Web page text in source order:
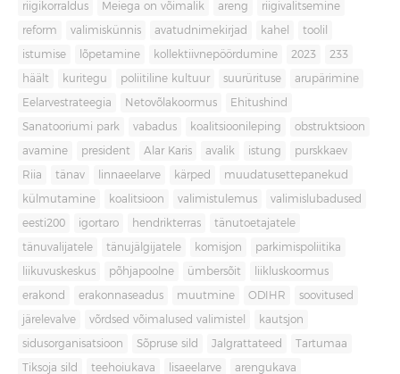
riigikorraldus Meiega on võimalik areng riigivalitsemine
reform valimiskünnis avatudnimekirjad kahel toolil
istumise lõpetamine kollektiivnepöördumine 2023 233
häält kuritegu poliitiline kultuur suurürituse arupärimine
Eelarvestrateegia Netovõlakoormus Ehitushind
Sanatooriumi park vabadus koalitsioonileping obstruktsioon
avamine president Alar Karis avalik istung purskkaev
Riia tänav linnaeelarve kärped muudatusettepanekud
külmutamine koalitsioon valimistulemus valimislubadused
eesti200 igortaro hendrikterras tänutoetajatele
tänuvalijatele tänujälgijatele komisjon parkimispoliitika
liikuvuskeskus põhjapoolne ümbersõit liikluskoormus
erakond erakonnaseadus muutmine ODIHR soovitused
järelevalve võrdsed võimalused valimistel kautsjon
sidusorganisatsioon Sõpruse sild Jalgrattateed Tartumaa
Tiksoja sild teehoiukava lisaeelarve arengukava